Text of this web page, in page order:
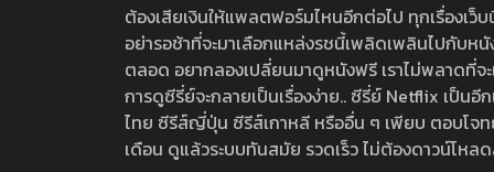
ต้องเสียเงินให้แพลตฟอร์มไหนอีกต่อไป ทุกเรื่องเว็
อย่ารอช้าที่จะมาเลือกแหล่งรชนี้เพลิดเพลินไปกับห
ตลอด อยากลองเปลี่ยนมาดูหนังฟรี เราไม่พลาดที่
การดูซีรี่ย์จะกลายเป็นเรื่องง่าย.. ซีรี่ย์ Netflix เป็น
ไทย ซีรีส์ญี่ปุ่น ซีรีส์เกาหลี หรืออื่น ๆ เพียบ ตอบโจท
เดือน ดูแล้วระบบทันสมัย รวดเร็ว ไม่ต้องดาวน์โห